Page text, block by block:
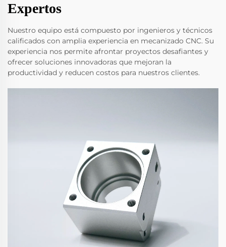
Expertos
Nuestro equipo está compuesto por ingenieros y técnicos
calificados con amplia experiencia en mecanizado CNC. Su
experiencia nos permite afrontar proyectos desafiantes y
ofrecer soluciones innovadoras que mejoran la
productividad y reducen costos para nuestros clientes.